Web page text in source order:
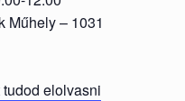
Műhely – 1031
tudod elolvasni